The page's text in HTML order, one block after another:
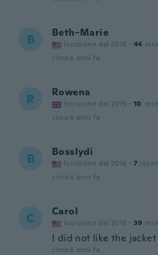
B Beth-Marie
Iscrizione dal 2018 · 44
circa 6 anni fa
R Rowena
Iscrizione dal 2015 · 10
circa 6 anni fa
B Bosslydi
Iscrizione dal 2016 · 7
circa 6 anni fa
C Carol
Iscrizione dal 2016 · 39
I did not like the jacket
circa 6 anni fa